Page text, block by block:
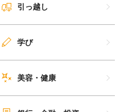
引っ越し
学び
美容・健康